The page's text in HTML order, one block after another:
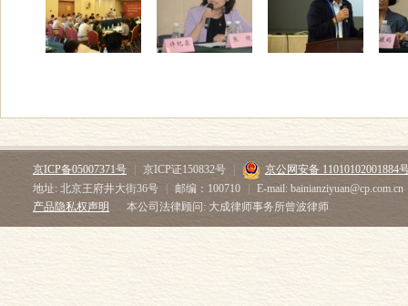
京ICP备05007371号 京ICP证150832号
京公网安备 11010102001884
地址: 北京王府井大街36号
邮编：100710
E-mail: bainianziyuan@cp.com.cn
产品隐私权声明
本公司法律顾问: 大成律师事务所曾波律师